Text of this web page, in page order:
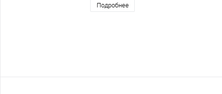
Подробнее